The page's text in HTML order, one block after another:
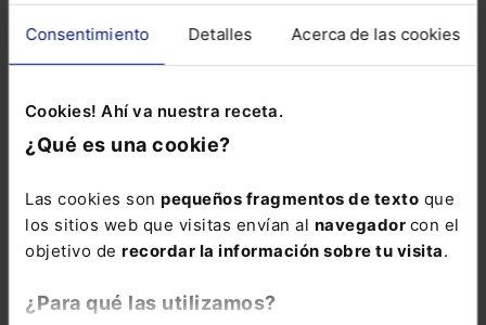
Consentimiento Detalles Acerca de las cookies
Cookies! Ahí va nuestra receta.
¿Qué es una cookie?
Las cookies son pequeños fragmentos de texto que
los sitios web que visitas envían al navegador con el
objetivo de recordar la información sobre tu visita.
¿Para qué las utilizamos?
2026 (3 sesiones
webinar)